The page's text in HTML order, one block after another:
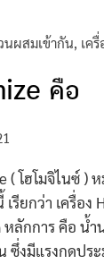
นผสมเข้ากัน, เค
คือ
( โฮโมจิไนซ์ )
รียกว่า เครื่อ
หลักการ คือ น้
ซึ่งมีแรงกดปร